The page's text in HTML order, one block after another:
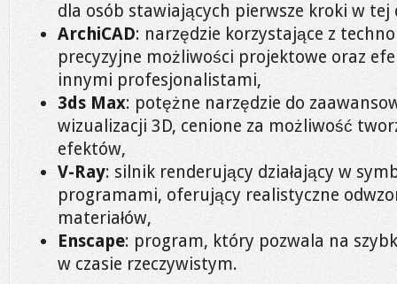
dla osób stawiających pierwsze kroki w tej
ArchiCAD: narzędzie korzystające z
precyzyjne możliwości projektowe oraz
innymi profesjonalistami,
3ds Max: potężne narzędzie do
wizualizacji 3D, cenione za możliwość
efektów,
V-Ray: silnik renderujący działający w
programami, oferujący realistyczne
materiałów,
Enscape: program, który pozwala na
w czasie rzeczywistym.